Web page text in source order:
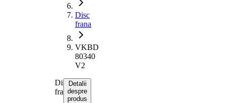
Disc
frana
VKBD
80340
V2
Disc
frana
Detalii
despre
produs